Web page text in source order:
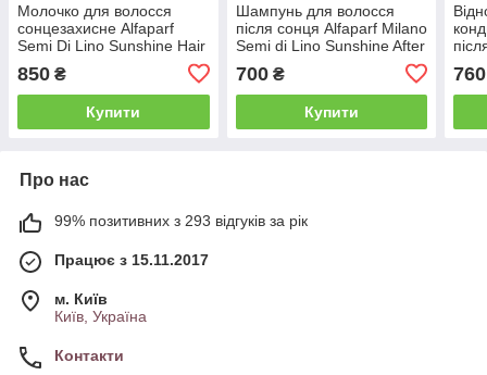
Молочко для волосся
сонцезахисне Alfaparf
Semi Di Lino Sunshine Hair
(Alf48)
850 ₴
Купити
Шампунь для волосся
після сонця Alfaparf Milano
Semi di Lino Sunshine After
Sun Low Shampoo, 250 мл
(Alf46)
700₴
Купити
мл
760
Про нас
99% позитивних з 293 відгуків за рік
Працює з 15.11.2017
м. Київ
Київ, Україна
Контакти